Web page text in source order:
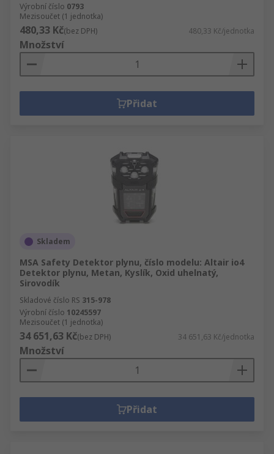
Výrobní číslo 0793
Mezisoučet (1 jednotka)
480,33 Kč(bez DPH) 480,33 Kč/jednotka
Množství
Přidat
Skladem
MSA Safety Detektor plynu, číslo modelu: Altair io4
Detektor plynu, Metan, Kyslík, Oxid uhelnatý,
Sirovodík
Skladové číslo RS 315-978
Výrobní číslo 10245597
Mezisoučet (1 jednotka)
34 651,63 Kč(bez DPH) 34 651,63 Kč/jednotka
Množství
Přidat